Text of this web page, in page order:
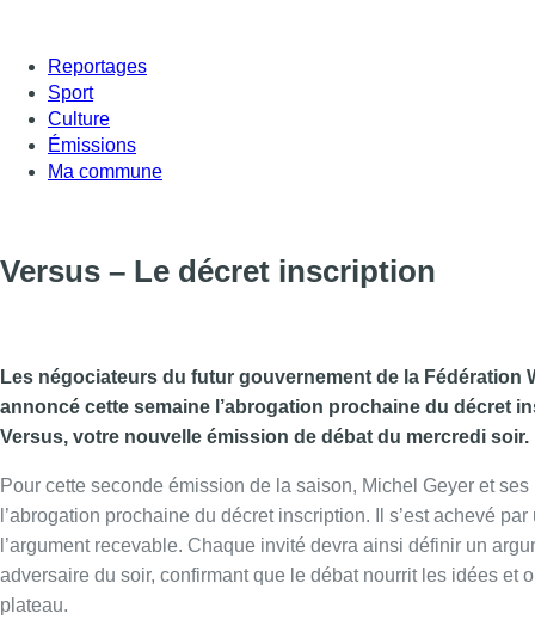
Reportages
Sport
Culture
Émissions
Ma commune
Versus – Le décret inscription
Les négociateurs du futur gouvernement de la Fédération
annoncé cette semaine l’abrogation prochaine du décret
Versus, votre nouvelle émission de débat du mercredi soir.
Pour cette seconde émission de la saison, Michel Geyer et
l’abrogation prochaine du décret inscription. Il s’est achevé
l’argument recevable. Chaque invité devra ainsi définir un
adversaire du soir, confirmant que le débat nourrit les idées et
plateau.